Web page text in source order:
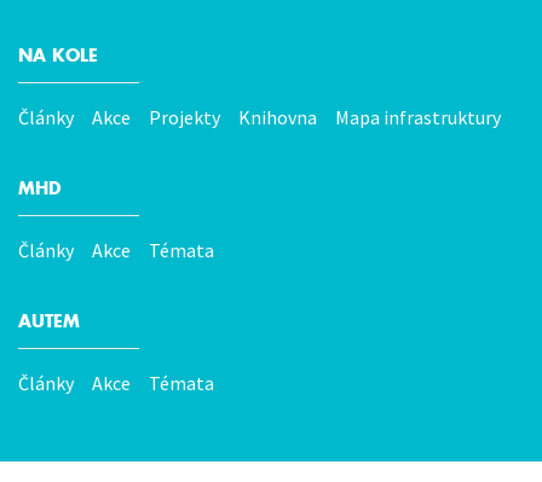
NA KOLE
Články Akce Projekty Knihovna Mapa infrastruktury
MHD
Články Akce Témata
AUTEM
Články Akce Témata